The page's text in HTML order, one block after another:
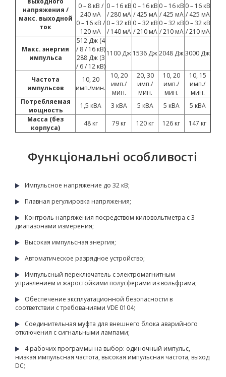
напряжения /
макс. выходной
ток
0 – 8 кВ /
240 мА
0 – 16 кВ /
120 мА
0 – 16 кВ
/ 280 мА
0 – 32 кВ
/ 140 мА
0 – 16 кВ
/ 425 мА
0 – 32 кВ
/ 210 мА
0 – 16 кВ
/ 425 мА
0 – 32 кВ
/ 210 мА
0 – 16 кВ
/ 425 мА
0 – 32 кВ
/ 210 мА
Макс. энергия
импульса
512 Дж (4
/ 8 / 16 кВ)
288 Дж (3
/ 6 / 12 кВ)
1100 Дж 1536 Дж2048 Дж3000 Дж
Частота
импульсов
10, 20
имп./мин.
10, 20
имп./
мин.
20, 30
имп./
мин.
10, 20
имп./
мин.
10, 15
имп./
мин.
Потребляемая
мощность
1,5 кВА 3 кВА 5 кВА 5 кВА
5 кВА
Масса (без
корпуса)
48 кг 79 кг 120 кг 126 кг 147 кг
Функціональні особливості
Импульсное напряжение до 32 кВ;
Плавная регулировка напряжения;
Контроль напряжения посредством киловольтметра с 3
диапазонами измерения;
Высокая импульсная энергия;
Автоматическое разрядное устройство;
Импульсный переключатель с электромагнитным
управлением и жаростойкими полусферами из вольфрама;
Обеспечение эксплуатационной безопасности в
соответствии с требованиями VDE 0104;
Соединительная муфта для внешнего блока аварийного
отключения с сигнальными лампами;
4 рабочих программы на выбор: одиночный импульс,
низкая импульсная частота, высокая импульсная частота, выход
DC;